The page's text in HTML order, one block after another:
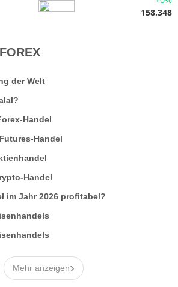
158.348
der Welt
Handel
Handel
Handel
im Jahr 2026 profitabel?
Mehr anzeigen›